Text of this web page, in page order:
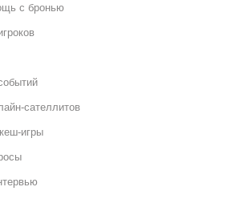
с бронью
сателлитов
игры